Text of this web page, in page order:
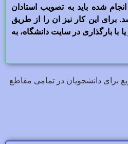
شده باید به تصویب استادان
برای این کار نیز ان را از طریق
با بارگذاری در سایت دانشگاه، به